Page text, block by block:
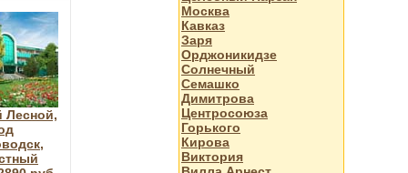
Лесной,
Москва
Кавказ
Заря
Орджоникидзе
Солнечный
Семашко
Димитрова
Центросоюза
Горького
Кирова
Виктория